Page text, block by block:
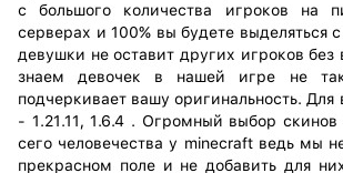
с большого количества игроков на
серверах и 100% вы будете выделяться
девушки не оставит других игроков
знаем девочек в нашей игре не
подчеркивает вашу оригинальность.
- 1.21.11, 1.6.4 . Огромный выбор скинов
сего человечества у minecraft ведь мы
прекрасном поле и не добавить для